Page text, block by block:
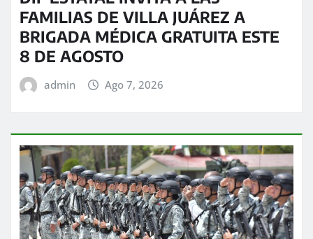
FAMILIAS DE VILLA JUÁREZ A
BRIGADA MÉDICA GRATUITA ESTE
8 DE AGOSTO
admin Ago 7, 2026